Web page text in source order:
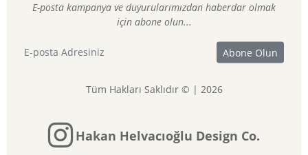
E-posta kampanya ve duyurularımızdan haberdar olmak
için abone olun...
Tüm Hakları Saklıdır © | 2026
Hakan Helvacıoğlu Design Co.